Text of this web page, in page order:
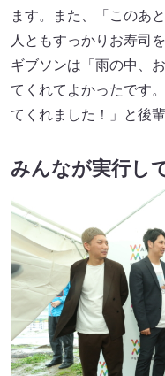
ます。また、「このあ
人ともすっかりお寿司
ギブソンは「雨の中、
てくれてよかったです
てくれました！」と後
みんなが実行し